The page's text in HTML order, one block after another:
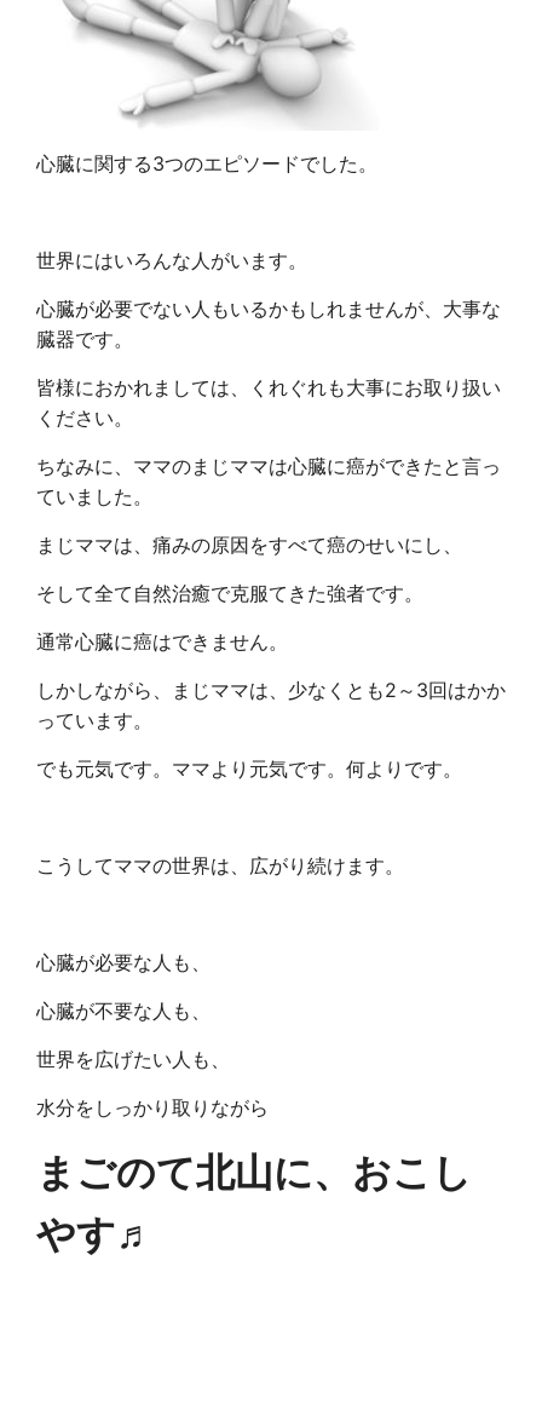
心臓に関する3つのエピソードでした。
世界にはいろんな人がいます。
心臓が必要でない人もいるかもしれませんが、大事な
臓器です。
皆様におかれましては、くれぐれも大事にお取り扱い
ください。
ちなみに、ママのまじママは心臓に癌ができたと言っ
ていました。
まじママは、痛みの原因をすべて癌のせいにし、
そして全て自然治癒で克服てきた強者です。
通常心臓に癌はできません。
しかしながら、まじママは、少なくとも2～3回はかか
っています。
でも元気です。ママより元気です。何よりです。
こうしてママの世界は、広がり続けます。
心臓が必要な人も、
心臓が不要な人も、
世界を広げたい人も、
水分をしっかり取りながら
まごのて北山に、おこし
やす♬